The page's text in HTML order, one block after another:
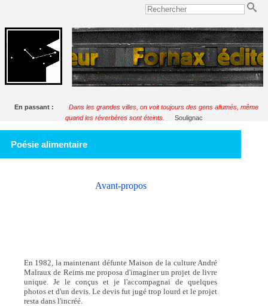
En passant :
Dans les grandes villes, on voit toujours des gens allumés, même
quand les réverbères sont éteints.
Soulignac
Poésie alimentaire
Avant-propos
En 1982, la maintenant défunte Maison de la culture André
Malraux de Reims me proposa d'imaginer un projet de livre
unique. Je le conçus et je l'accompagnai de quelques
photos et d'un devis. Le devis fut jugé trop lourd et le projet
resta dans l'incréé.